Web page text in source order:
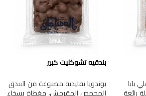
بابا
رائعة
بندقيه تشوكليت كبير
بوندويا تقليدية مصنوعة من البندق
المحمص المقرمش، مغطاة بسخاء